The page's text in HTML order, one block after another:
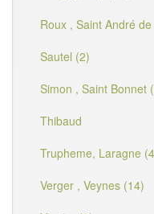
Roux , Saint André
Sautel (2)
Simon , Saint Bonnet
Thibaud
Trupheme, Laragne
Verger , Veynes (14)